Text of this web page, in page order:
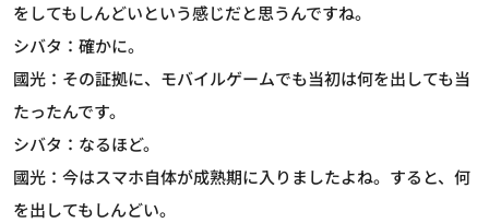
をしてもしんどいという感じだと思うんですね。
シバタ：確かに。
國光：その証拠に、モバイルゲームでも当初は何を出しても当
たったんです。
シバタ：なるほど。
國光：今はスマホ自体が成熟期に入りましたよね。すると、何
を出してもしんどい。